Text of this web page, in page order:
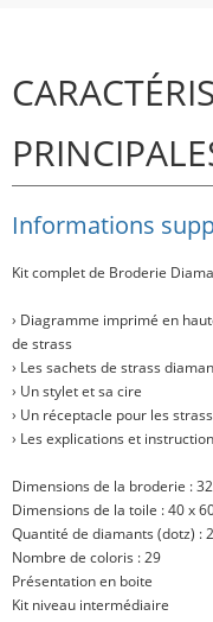
Informations
Kit complet de Broderie
› Diagramme imprimé en
de strass
› Les sachets de strass
› Un stylet et sa cire
› Un réceptacle pour les strass
› Les explications et
Dimensions de la broderie :
Dimensions de la toile : 40 x
Quantité de diamants (dotz) :
Nombre de coloris : 29
Présentation en boite
Kit niveau intermédiaire